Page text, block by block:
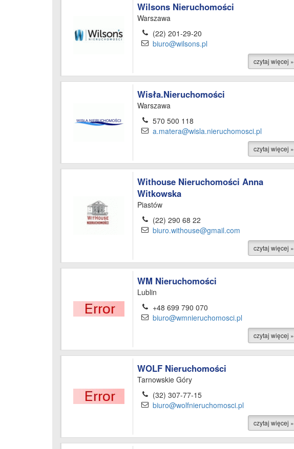
Wilsons Nieruchomości
Warszawa
(22) 201-29-20
biuro@wilsons.pl
czytaj więcej »
Wisła.Nieruchomości
Warszawa
570 500 118
a.matera@wisla.nieruchomosci.pl
czytaj więcej »
Withouse Nieruchomości Anna
Witkowska
Piastów
(22) 290 68 22
biuro.withouse@gmail.com
czytaj więcej »
WM Nieruchomości
Lublin
+48 699 790 070
biuro@wmnieruchomosci.pl
czytaj więcej »
WOLF Nieruchomości
Tarnowskie Góry
(32) 307-77-15
biuro@wolfnieruchomosci.pl
czytaj więcej »